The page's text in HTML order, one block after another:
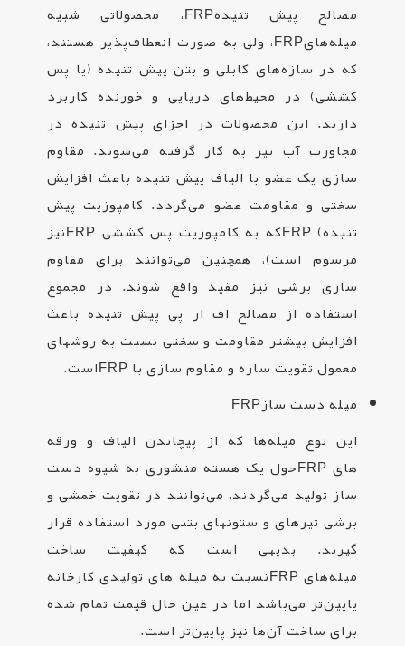
مصالح پیش تنیدهFRP، محصولاتی شبیه
میله‌هایFRP، ولی به صورت انعطاف‌پذیر هستند،
که در سازه‌های کابلی و بتن پیش تنیده (یا پس
کششی) در محیط‌های دریایی و خورنده کاربرد
دارند. این محصولاتدر اجزای پیش تنیده‌ در
مجاورت آب نیز به کار گرفته می‌شوند. مقاوم
سازی یک عضو با الیاف پیش تنیده باعث افزایش
سختی و مقاومت عضو می‌گردد. کامپوزیت پیش
تنیدهFRP (که به کامپوزیت پس کششی FRPنیز
مرسوم است)، همچنین می‌توانند برای مقاوم
سازی برشی نیز مفید واقع شوند. در مجموع
استفاده از مصالح اف ار پی پیش تنیده باعث
افزایش بیشتر مقاومت و سختی نسبت به روشهای
معمول تقویت سازه و مقاوم سازی با FRPاست.
میله دست سازFRP
این نوع میله‌ها که از پیچاندن الیاف و ورقه
های FRPحول یک هسته‌ منشوری به شیوه‌ دست
ساز تولید می‌گردند، می‌توانند در تقویت خمشی و
برشی تیرهای و ستونهای بتنی مورد استفاده قرار
گیرند. بدیهی است که کیفیت ساخت
میله‌هایFRPنسبت به میله های تولیدی کارخانه
پایین‌تر می‌باشد اما در عین حال قیمت تمام شده
برای ساخت آن‌ها نیز پایین‌تر است.